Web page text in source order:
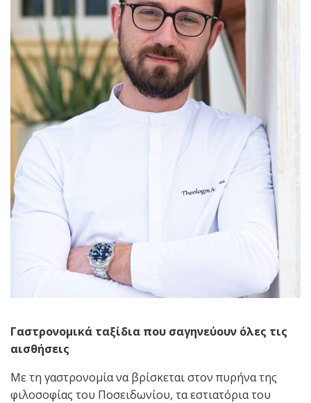
Γαστρονομικά ταξίδια που σαγηνεύουν όλες τις
αισθήσεις
Με τη γαστρονομία να βρίσκεται στον πυρήνα της
φιλοσοφίας του Ποσειδωνίου, τα εστιατόρια του